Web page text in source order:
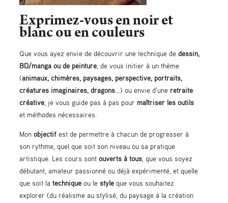
Exprimez-vous en noir et
blanc ou en couleurs
Que vous ayez envie de découvrir une technique de dessin,
BD/manga ou de peinture , de vous initier à un thème
(animaux, chimères, paysages, perspective, portraits,
créatures imaginaires, dragons …) ou envie d'une retraite
créative , je vous guide pas à pas pour maîtriser les outils
et méthodes nécessaires.
Mon objectif est de permettre à chacun de progresser à
son rythme, quel que soit son niveau ou sa pratique
artistique. Les cours sont ouverts à tous , que vous soyez
débutant, amateur passionné ou déjà expérimenté, et quelle
que soit la technique ou le style que vous souhaitez
explorer (du réalisme au stylisé, du paysage à la création